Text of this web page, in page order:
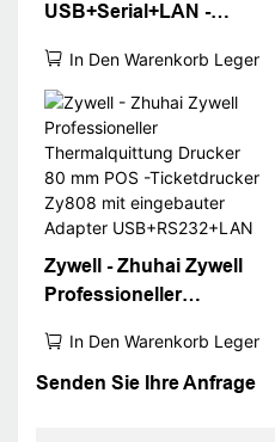
USB+Serial+LAN -
Schneider 80mm
Thermalquittung
Drucker POS
Anschlussdrucker
Square Shopify
kompatibel
In Den Warenkorb Legen
Zywell - Zhuhai Zywell
Professioneller
Drucker 80 mm POS -
Ticketdrucker Zy808
In Den Warenkorb Legen
Senden Sie Ihre Anfrage